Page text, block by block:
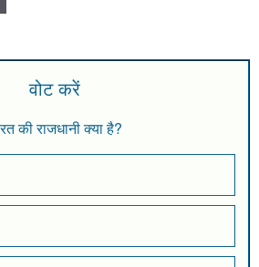
वोट करें
की राजधानी क्या है?